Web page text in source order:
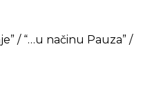
/ “…u načinu Pauza” /